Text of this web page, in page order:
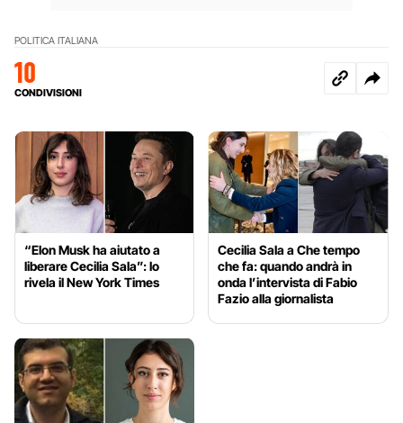
POLITICA ITALIANA
10
CONDIVISIONI
“Elon Musk ha aiutato a
liberare Cecilia Sala”: lo
rivela il New York Times
Cecilia Sala a Che tempo
che fa: quando andrà in
onda l’intervista di Fabio
Fazio alla giornalista